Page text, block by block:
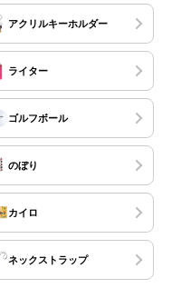
アクリルキーホルダー
ライター
ゴルフボール
のぼり
カイロ
ネックストラップ